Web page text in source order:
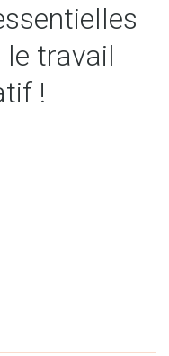
travail
!